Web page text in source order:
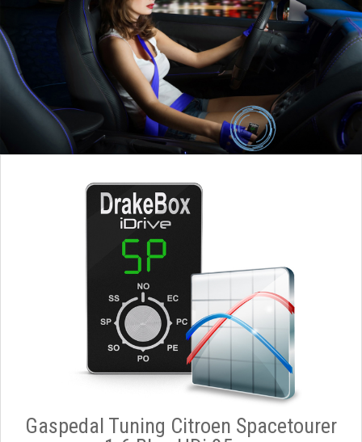
Gaspedal Tuning Citroen Spacetourer